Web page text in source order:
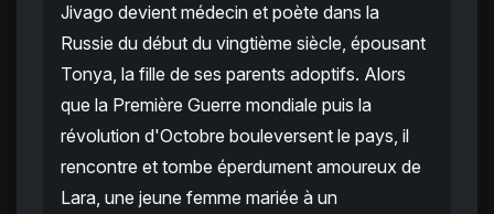
Jivago devient médecin et poète dans la
Russie du début du vingtième siècle, épousant
Tonya, la fille de ses parents adoptifs. Alors
que la Première Guerre mondiale puis la
révolution d'Octobre bouleversent le pays, il
rencontre et tombe éperdument amoureux de
Lara, une jeune femme mariée à un